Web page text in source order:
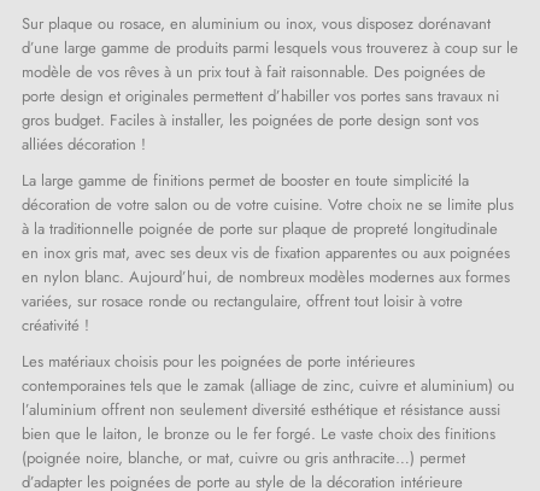
Sur plaque ou rosace, en aluminium ou inox, vous disposez dorénavant
d’une large gamme de produits parmi lesquels vous trouverez à coup sur le
modèle de vos rêves à un prix tout à fait raisonnable. Des poignées de
porte design et originales permettent d’habiller vos portes sans travaux ni
gros budget. Faciles à installer, les poignées de porte design sont vos
alliées décoration !
La large gamme de finitions permet de booster en toute simplicité la
décoration de votre salon ou de votre cuisine. Votre choix ne se limite plus
à la traditionnelle poignée de porte sur plaque de propreté longitudinale
en inox gris mat, avec ses deux vis de fixation apparentes ou aux poignées
en nylon blanc. Aujourd’hui, de nombreux modèles modernes aux formes
variées, sur rosace ronde ou rectangulaire, offrent tout loisir à votre
créativité !
Les matériaux choisis pour les poignées de porte intérieures
contemporaines tels que le zamak (alliage de zinc, cuivre et aluminium) ou
l’aluminium offrent non seulement diversité esthétique et résistance aussi
bien que le laiton, le bronze ou le fer forgé. Le vaste choix des finitions
(poignée noire, blanche, or mat, cuivre ou gris anthracite…) permet
d’adapter les poignées de porte au style de la décoration intérieure